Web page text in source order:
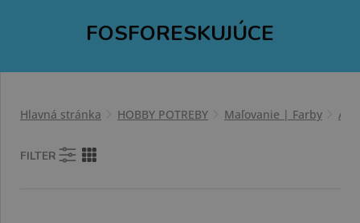
FOSFORESKUJÚCE
Hlavná stránka HOBBY POTREBY Maľovanie | Farby
FILTER